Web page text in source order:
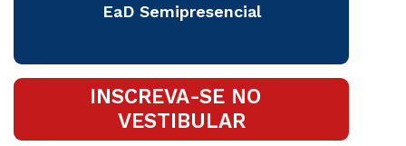
EaD Semipresencial
INSCREVA-SE NO
VESTIBULAR